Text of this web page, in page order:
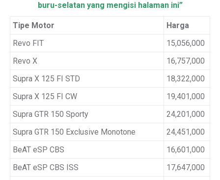
buru-selatan yang mengisi halaman ini”
Tipe Motor
Harga
Revo FIT
15,056,000
Revo X
16,757,000
Supra X 125 FI STD
18,322,000
Supra X 125 FI CW
19,401,000
Supra GTR 150 Sporty
24,201,000
Supra GTR 150 Exclusive Monotone
24,451,000
BeAT eSP CBS
16,601,000
BeAT eSP CBS ISS
17,647,000